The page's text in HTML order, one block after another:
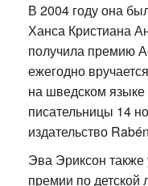
В 2004 году она
Ханса Кристиана
получила премию
ежегодно
на шведском
писательницы 14
издательство
Эва Эриксон также
премии по детской